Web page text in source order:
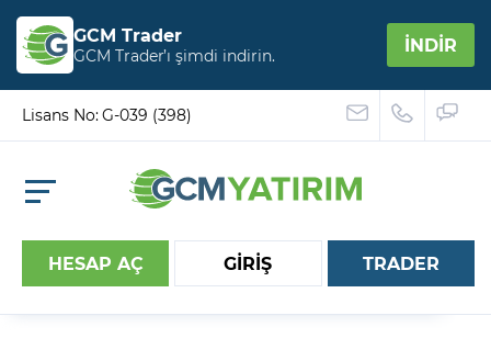
GCM Trader
GCM Trader’ı şimdi indirin. İNDİR
Lisans No: G-039 (398)
HESAP AÇ GİRİŞ TRADER